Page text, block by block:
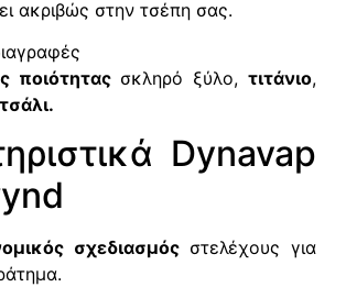
ακριβώς στην τσέπη σας.
ποιότηταςσκληρό ξύλο,τιτάνιο,
Dynavap
σχεδιασμόςστελέχους για